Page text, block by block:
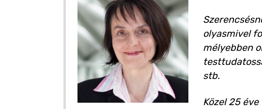
olyasmivel
mélyebben
stb.
Közel 25